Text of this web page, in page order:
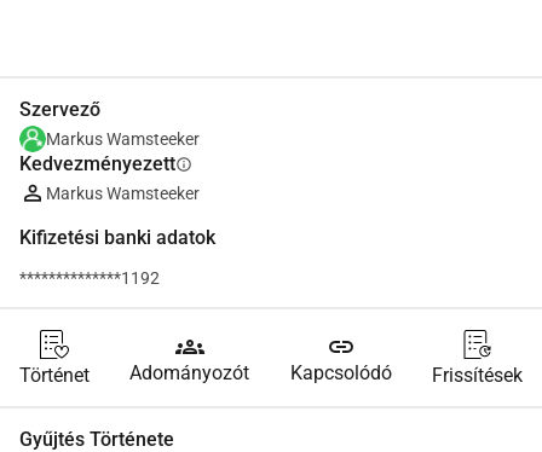
Szervező
Markus Wamsteeker
Kedvezményezettinfo
Markus Wamsteeker
Kifizetési banki adatok
**************1192
Történet
groups
Adományozót
link
Kapcsolódó Frissítések
Gyűjtés Története